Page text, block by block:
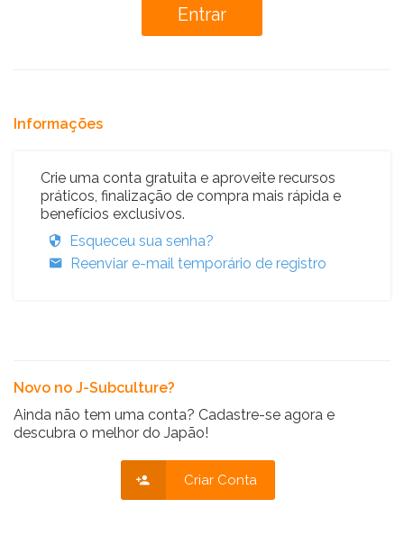
Informações
Crie uma conta gratuita e aproveite recursos
práticos, finalização de compra mais rápida e
benefícios exclusivos.
Esqueceu sua senha?
Reenviar e-mail temporário de registro
Novo no J-Subculture?
Ainda não tem uma conta? Cadastre-se agora e
descubra o melhor do Japão!
Criar Conta